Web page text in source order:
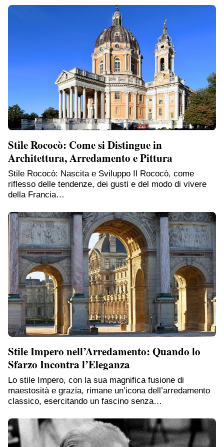
Stile Rococò: Come si Distingue in
Architettura, Arredamento e Pittura
Stile Rococò: Nascita e Sviluppo Il Rococò, come
riflesso delle tendenze, dei gusti e del modo di vivere
della Francia…
Stile Impero nell’Arredamento: Quando lo
Sfarzo Incontra l’Eleganza
Lo stile Impero, con la sua magnifica fusione di
maestosità e grazia, rimane un’icona dell’arredamento
classico, esercitando un fascino senza…